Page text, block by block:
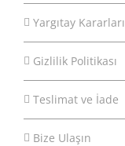
Yargıtay Kararları
Gizlilik Politikası
Teslimat ve İade
Bize Ulaşın